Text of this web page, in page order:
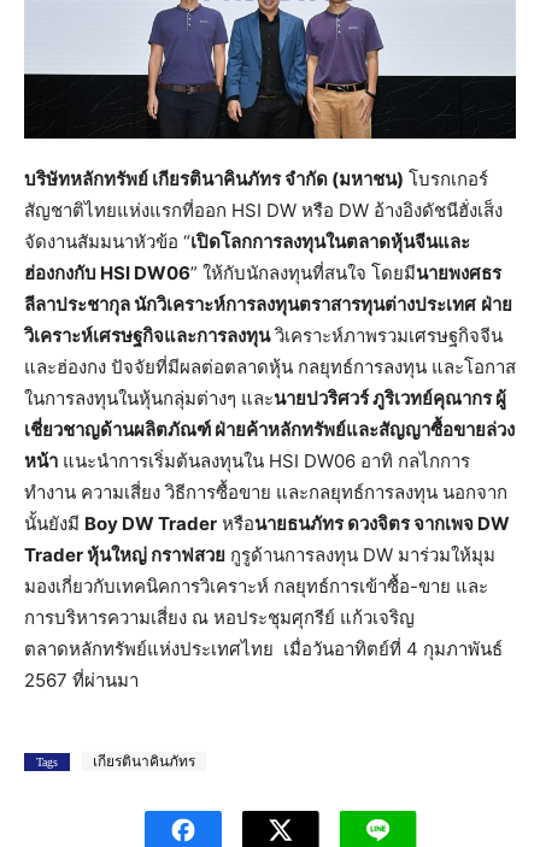
บริษัทหลักทรัพย์ เกียรตินาคินภัทร จำกัด (มหาชน) โบรกเกอร์
สัญชาติไทยแห่งแรกที่ออก HSI DW หรือ DW อ้างอิงดัชนีฮั่งเส็ง
จัดงานสัมมนาหัวข้อ “เปิดโลกการลงทุนในตลาดหุ้นจีนและ
ฮ่องกงกับ HSI DW06” ให้กับนักลงทุนที่สนใจ โดยมีนายพงศธร
ลีลาประชากุล นักวิเคราะห์การลงทุนตราสารทุนต่างประเทศ ฝ่าย
วิเคราะห์เศรษฐกิจและการลงทุนวิเคราะห์ภาพรวมเศรษฐกิจจีน
และฮ่องกง ปัจจัยที่มีผลต่อตลาดหุ้น กลยุทธ์การลงทุน และโอกาส
ในการลงทุนในหุ้นกลุ่มต่างๆ และนายปวริศวร์ ภูริเวทย์คุณากร ผู้
เชี่ยวชาญด้านผลิตภัณฑ์ ฝ่ายค้าหลักทรัพย์และสัญญาซื้อขายล่วง
หน้า แนะนำการเริ่มต้นลงทุนใน HSI DW06 อาทิ กลไกการ
ทำงาน ความเสี่ยง วิธีการซื้อขาย และกลยุทธ์การลงทุน นอกจาก
นั้นยังมี Boy DW Trader หรือนายธนภัทร ดวงจิตร จากเพจ DW
Trader หุ้นใหญ่ กราฟสวย กูรูด้านการลงทุน DW มาร่วมให้มุม
มองเกี่ยวกับเทคนิคการวิเคราะห์ กลยุทธ์การเข้าซื้อ-ขาย และ
การบริหารความเสี่ยง ณ หอประชุมศุกรีย์ แก้วเจริญ
ตลาดหลักทรัพย์แห่งประเทศไทย เมื่อวันอาทิตย์ที่ 4 กุมภาพันธ์
2567 ที่ผ่านมา
Tags เกียรตินาคินภัทร